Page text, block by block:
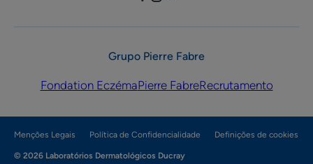
Grupo Pierre Fabre
Fondation EczémaPierre FabreRecrutamento
Menções Legais Política de Confidencialidade Definições de cookies
© 2026 Laboratórios Dermatológicos Ducray